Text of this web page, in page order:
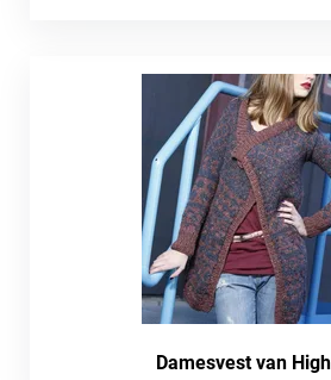
Damesvest van